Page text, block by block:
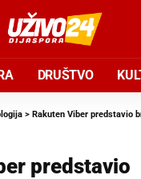
DRUŠTVO
> Rakuten Viber predstavio brendirane ključne reči u Srbiji – uz potpunu posvećenost
predstavio